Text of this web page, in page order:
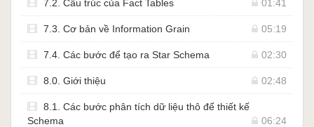
7.2. Cấu trúc của Fact Tables 01:41
7.3. Cơ bản về Information Grain 05:19
7.4. Các bước để tạo ra Star Schema 02:30
8.0. Giới thiệu 02:48
8.1. Các bước phân tích dữ liệu thô để thiết kế
Schema
06:24